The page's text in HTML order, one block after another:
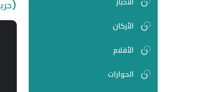
الأركان
الأقلام
الحوارات